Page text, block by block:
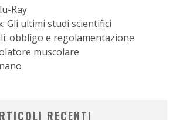
Ray
Gli ultimi studi scientifici
obbligo e regolamentazione
muscolare
RECENTI